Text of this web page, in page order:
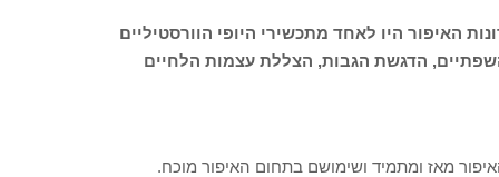
האיפור היו לאחד מתכשירי היופי הוורסטיליים
הדגשת הגבות, הצללת עצמות הלחיים
מאז ומתמיד ושימושם בתחום האיפור מוכח.